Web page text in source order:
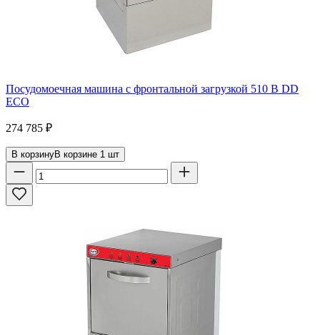
Посудомоечная машина с фронтальной загрузкой 510 B DD
ECO
274 785 ₽
В корзинуВ корзине 1 шт